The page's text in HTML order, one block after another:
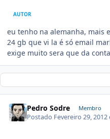
AUTOR
eu tenho na alemanha, mais
24 gb que vi la é só email
exige muito sera que da
Pedro Sodre Membro
Postado Fevereiro 29, 2012